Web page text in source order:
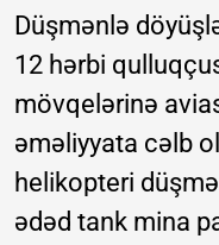
Düşmənlə
12 hərbi
mövqelərinə
əməliyyata cəlb
helikopteri
ədəd tank mina